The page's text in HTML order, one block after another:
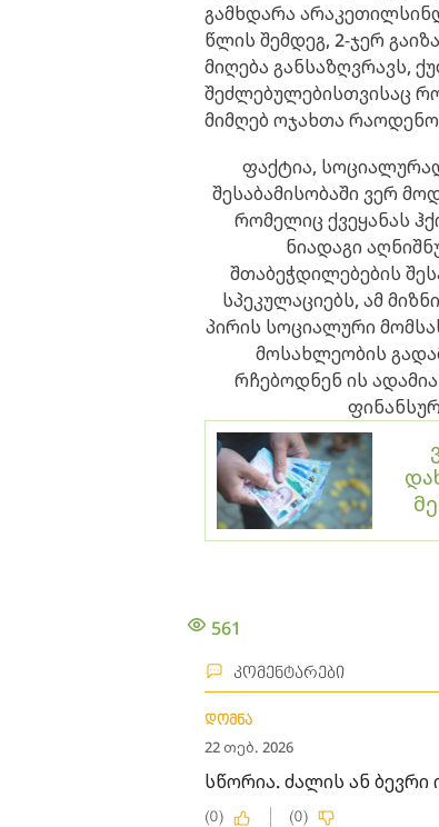
გამხდარა
წლის შემდეგ, 2-ჯერ
მიღება განსაზღვრავს,
შეძლებულებისთვისაც
მიმღებ ოჯახთა
ფაქტია,
შესაბამისობაში ვერ
რომელიც ქვეყანას
ნიადაგი
შთაბეჭდილებების
სპეკულაციებს, ამ
პირის სოციალური
მოსახლეობის
რჩებოდნენ ის
561
კომენტარები
დომნა
22 თებ. 2026
სწორია. ძალის ან
(0) (0)